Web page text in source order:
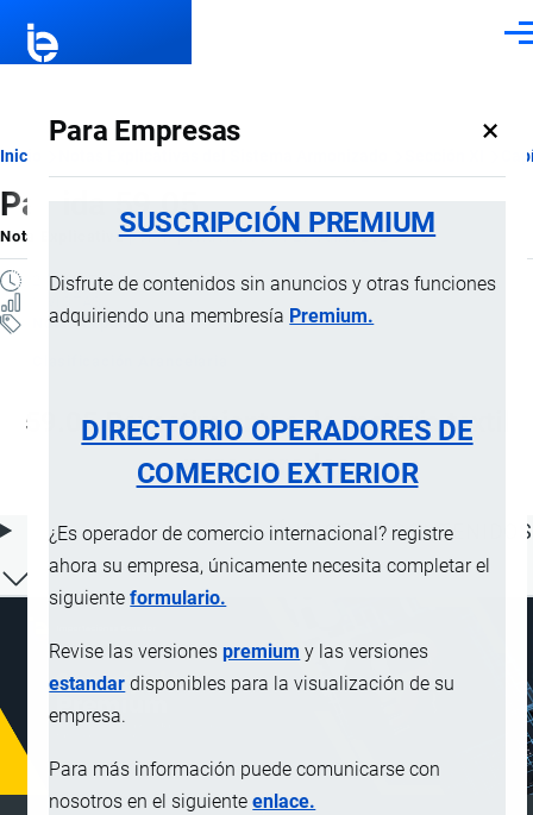
Para Empresas ×
SUSCRIPCIÓN PREMIUM
Disfrute de contenidos sin anuncios y otras funciones
adquiriendo una membresía Premium.
DIRECTORIO OPERADORES DE
COMERCIO EXTERIOR
¿Es operador de comercio internacional? registre
ahora su empresa, únicamente necesita completar el
siguienteformulario.
Revise las versionespremium y las versiones
estandar disponibles para la visualización de su
empresa.
Para más información puede comunicarse con
nosotros en el siguienteenlace.
Ruta
de
navegación
Inicio
Partida 59.05
Nota ExplicativaporImportaciones …, 20 Julio, 2024
2 MINUTOS
Notas Explicativas
59.05 Revestimientos de materia textil
para paredes
ÍNDICE DE CONTENIDOS